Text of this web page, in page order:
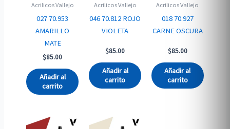
Acrilicos Vallejo
027 70.953
AMARILLO
MATE
$85.00
Añadir al
carrito
Acrilicos Vallejo
046 70.812 ROJO
VIOLETA
$85.00
Añadir al
carrito
Acrilicos Vallejo
018 70.927
CARNE OSCURA
$85.00
Añadir al
carrito